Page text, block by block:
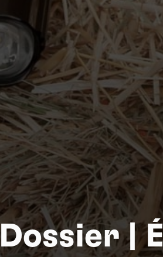
Dossier |